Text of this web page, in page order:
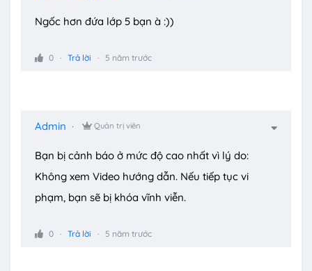
Ngốc hơn đứa lớp 5 bạn à :))
0 Trả lời 5 năm trước
Admin Quản trị viên
Bạn bị cảnh báo ở mức độ cao nhất vì lý do:
Không xem Video hướng dẫn. Nếu tiếp tục vi
phạm, bạn sẽ bị khóa vĩnh viễn.
0 Trả lời 5 năm trước